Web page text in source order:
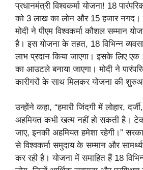
प्रधानमंत्री विश्वकर्मा योजना! 18
को 3 लाख का लोन और 15 हजार नगद।
मोदी ने पीएम विश्वकर्मा कौशल सम्मान
है। इस योजना के तहत, 18 विभिन्न
लाभ प्रदान किया जाएगा। इसके लिए
का आउटले बनाया जाएगा। मोदी ने
कारीगरों के साथ मिलकर योजना की
उन्होंने कहा, “हमारी जिंदगी में लोहार,
अहमियत कभी खत्म नहीं हो सकती है।
जाए, इनकी अहमियत हमेशा रहेगी।”
से विश्वकर्मा समुदाय के सम्मान और
कर रही है। योजना में समाहित हैं 18